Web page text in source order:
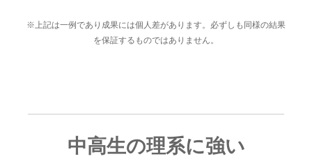
※上記は一例であり成果には個人差があります。必ずしも同様の結果
を保証するものではありません。
中高生の理系に強い